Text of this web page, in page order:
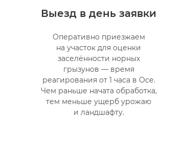
Выезд в день заявки
Оперативно приезжаем
на участок для оценки
заселённости норных
грызунов — время
реагирования от 1 часа в Осе.
Чем раньше начата обработка,
тем меньше ущерб урожаю
и ландшафту.